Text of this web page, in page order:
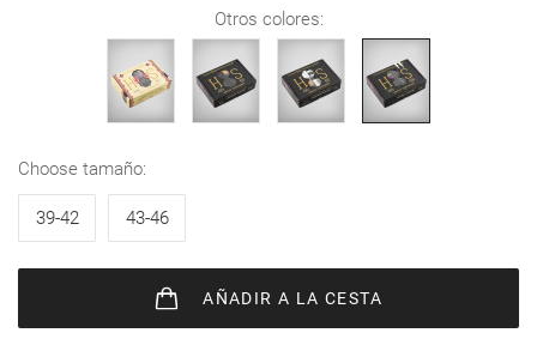
Otros colores:
choose tamaño
39-42 43-46
AÑADIR A LA CESTA